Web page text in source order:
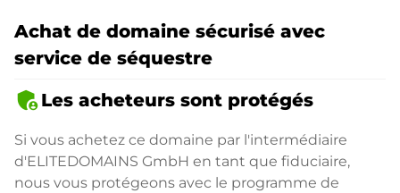
Achat de domaine sécurisé avec
service de séquestre
admin_panel_settingsLes acheteurs sont protégés
Si vous achetez ce domaine par l'intermédiaire
d'ELITEDOMAINS GmbH en tant que fiduciaire,
nous vous protégeons avec le programme de